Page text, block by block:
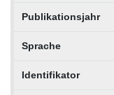
Publikationsjahr
Sprache
Identifikator